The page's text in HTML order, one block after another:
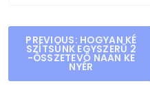
Post
navigation
PREVIOUS: HOGYAN KÉ
SZÍTSÜNK EGYSZERŰ 2
-ÖSSZETEVŐ NAAN KE
NYÉR